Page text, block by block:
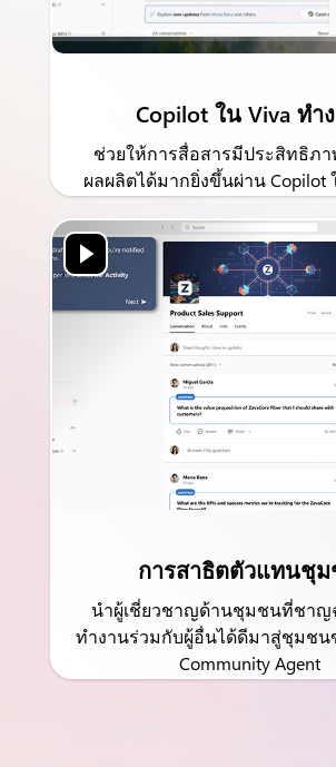
Copilot ใน Viva ทำ
ช่วยให้การสื่อสารมีประสิทธิภา
ผลผลิตได้มากยิ่งขึ้นผ่าน Copilot
การสาธิตตัวแทนชุ
นำผู้เชี่ยวชาญด้านชุมชนที่ชาญ
ทำงานร่วมกับผู้อื่นได้ดีมาสู่ชุมช
Community Agent